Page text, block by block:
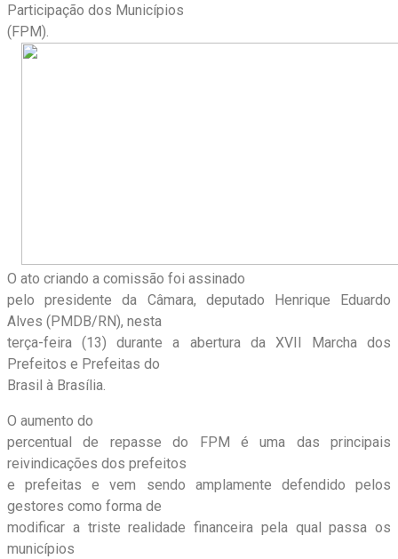
Participação dos Municípios
(FPM).
O ato criando a comissão foi assinado
pelo presidente da Câmara, deputado Henrique Eduardo
Alves (PMDB/RN), nesta
terça-feira (13) durante a abertura da XVII Marcha dos
Prefeitos e Prefeitas do
Brasil à Brasília.
O aumento do
percentual de repasse do FPM é uma das principais
reivindicações dos prefeitos
e prefeitas e vem sendo amplamente defendido pelos
gestores como forma de
modificar a triste realidade financeira pela qual passa os
municípios